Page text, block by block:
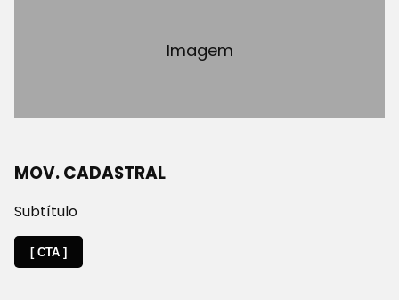
Imagem
MOV. CADASTRAL
Subtítulo
[ CTA ]